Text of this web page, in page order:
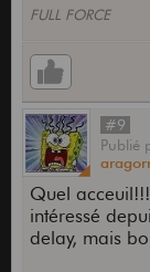
FULL FORCE
#9
Publié
Quel
intéressé
delay, mais